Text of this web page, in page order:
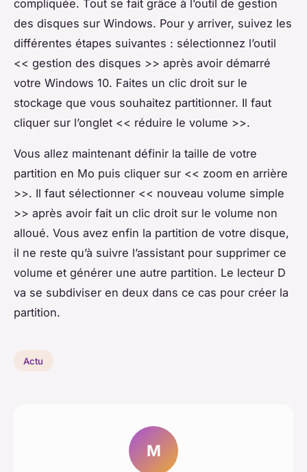
compliquée. Tout se fait grâce à l’outil de gestion
des disques sur Windows. Pour y arriver, suivez les
différentes étapes suivantes : sélectionnez l’outil
<< gestion des disques >> après avoir démarré
votre Windows 10. Faites un clic droit sur le
stockage que vous souhaitez partitionner. Il faut
cliquer sur l’onglet << réduire le volume >>.
Vous allez maintenant définir la taille de votre
partition en Mo puis cliquer sur << zoom en arrière
>>. Il faut sélectionner << nouveau volume simple
>> après avoir fait un clic droit sur le volume non
alloué. Vous avez enfin la partition de votre disque,
il ne reste qu’à suivre l’assistant pour supprimer ce
volume et générer une autre partition. Le lecteur D
va se subdiviser en deux dans ce cas pour créer la
partition.
Actu
M